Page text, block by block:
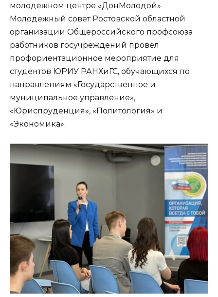
молодежном центре «ДонМолодой»
Молодежный совет Ростовской областной
организации Общероссийского профсоюза
работников госучреждений провел
профориентационное мероприятие для
студентов ЮРИУ РАНХиГС, обучающихся по
направлениям «Государственное и
муниципальное управление»,
«Юриспруденция», «Политология» и
«Экономика».